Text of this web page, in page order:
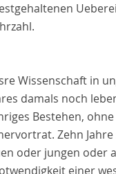
Wissenschaft in
damals noch
Bestehen,
Zehn
oder jungen oder
einer